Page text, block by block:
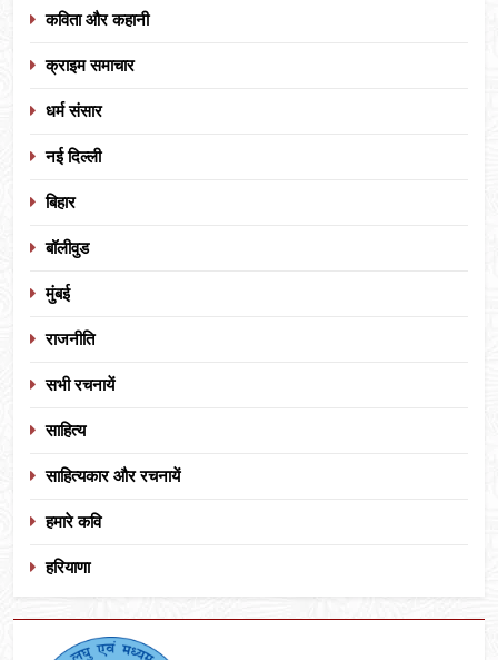
कविता और कहानी
क्राइम समाचार
धर्म संसार
नई दिल्ली
बिहार
बॉलीवुड
मुंबई
राजनीति
सभी रचनायें
साहित्य
साहित्यकार और रचनायें
हमारे कवि
हरियाणा